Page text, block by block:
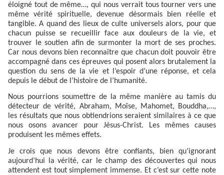
éloigné tout de même…, qui nous verrait tous tourner vers une
même vérité spirituelle, devenue désormais bien réelle et
tangible. A quand des lieux de culte universels alors, pour que
chacun puisse se recueillir face aux douleurs de la vie, et
trouver le soutien afin de surmonter la mort de ses proches.
Car nous devons bien reconnaître que chacun doit pouvoir être
accompagné dans ces épreuves qui posent alors brutalement la
question du sens de la vie et l’espoir d’une réponse, et cela
depuis le début de l’histoire de l’humanité.
Nous pourrions soumettre de la même manière au tamis du
détecteur de vérité, Abraham, Moïse, Mahomet, Bouddha,…,
les résultats que nous obtiendrions seraient similaires à ce que
nous osons avancer pour Jésus-Christ. Les mêmes causes
produisent les mêmes effets.
Je crois que nous devons être confiants, bien qu’ignorant
aujourd’hui la vérité, car le champ des découvertes qui nous
attendent est tout simplement immense. Et c’est sur cette note